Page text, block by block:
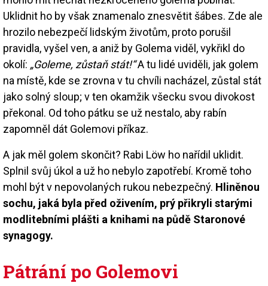
Uklidnit ho by však znamenalo znesvětit šábes. Zde ale
hrozilo nebezpečí lidským životům, proto porušil
pravidla, vyšel ven, a aniž by Golema viděl, vykřikl do
okolí: „Goleme, zůstaň stát!“A tu lidé uviděli, jak golem
na místě, kde se zrovna v tu chvíli nacházel, zůstal stát
jako solný sloup; v ten okamžik všecku svou divokost
překonal. Od toho pátku se už nestalo, aby rabín
zapomněl dát Golemovi příkaz.
A jak měl golem skončit? Rabi Löw ho nařídil uklidit.
Splnil svůj úkol a už ho nebylo zapotřebí. Kromě toho
mohl být v nepovolaných rukou nebezpečný. Hliněnou
sochu, jaká byla před oživením, prý přikryli starými
modlitebními plášti a knihami na půdě Staronové
synagogy.
Pátrání po Golemovi